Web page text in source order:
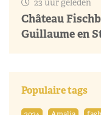
23 uur geleden
Château
Guillaume en
Populaire tags